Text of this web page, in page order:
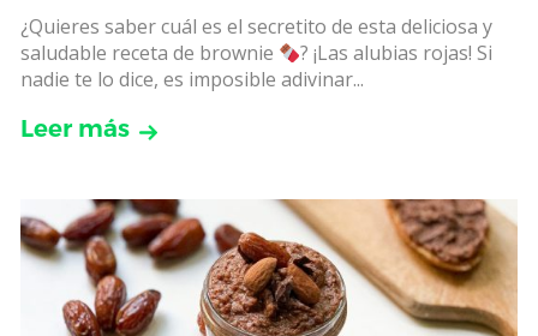
¿Quieres saber cuál es el secretito de esta deliciosa y
saludable receta de brownie
? ¡Las alubias rojas! Si
nadie te lo dice, es imposible adivinar...
Leer más